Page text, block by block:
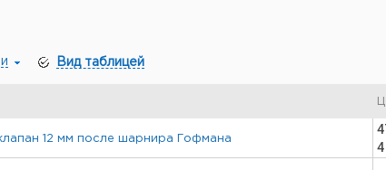
Вид таблицей
12 мм после шарнира Гофмана